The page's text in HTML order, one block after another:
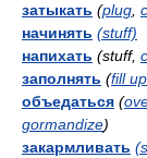
затыкать (plug
начинять (stuff)
напихать (stuff,
заполнять (fill up
объедаться (
gormandize)
закармливать